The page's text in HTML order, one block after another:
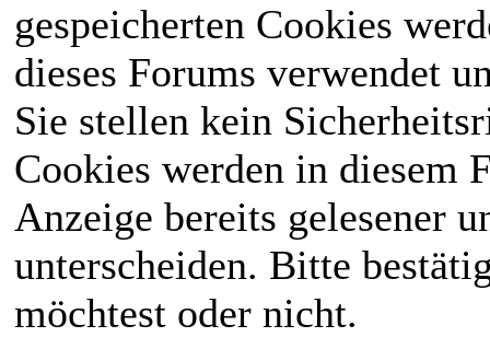
gespeicherten Cookies
dieses Forums verwendet
Sie stellen kein
Cookies werden in diesem
Anzeige bereits gelesener
unterscheiden. Bitte
möchtest oder nicht.